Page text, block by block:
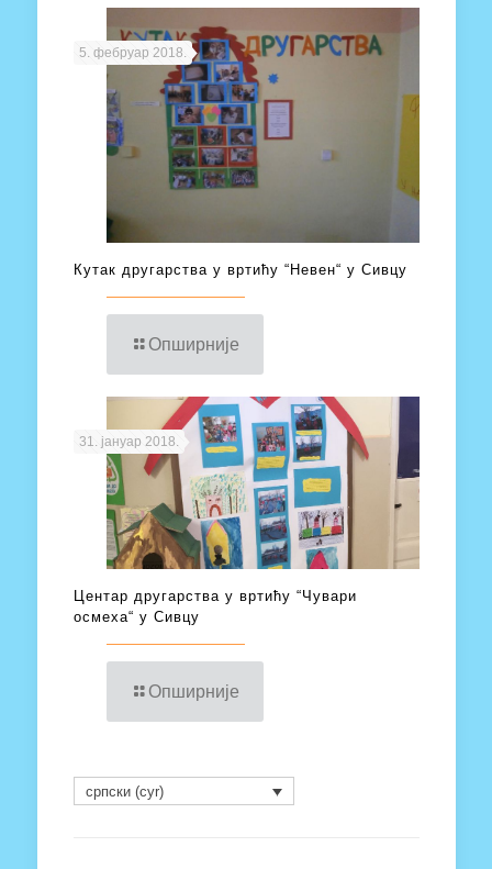
5. фебруар 2018.
Кутак другарства у вртићу “Невен“ у Сивцу
Опширније
31. јануар 2018.
Центар другарства у вртићу “Чувари
осмеха“ у Сивцу
Опширније
српски (cyr)